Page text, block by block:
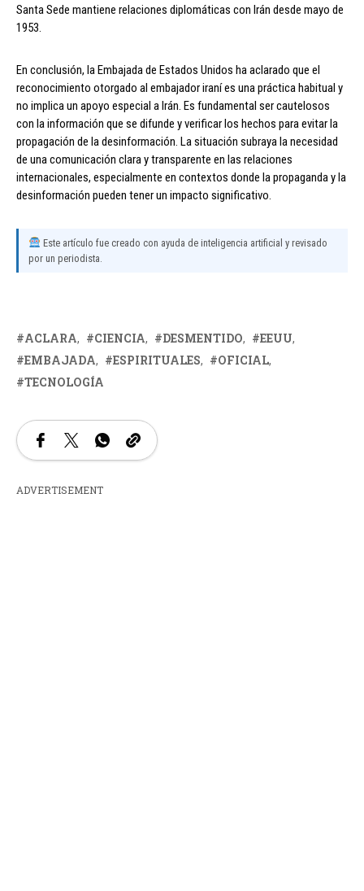
Santa Sede mantiene relaciones diplomáticas con Irán desde mayo de
1953.
En conclusión, la Embajada de Estados Unidos ha aclarado que el
reconocimiento otorgado al embajador iraní es una práctica habitual y
no implica un apoyo especial a Irán. Es fundamental ser cautelosos
con la información que se difunde y verificar los hechos para evitar la
propagación de la desinformación. La situación subraya la necesidad
de una comunicación clara y transparente en las relaciones
internacionales, especialmente en contextos donde la propaganda y la
desinformación pueden tener un impacto significativo.
Este artículo fue creado con ayuda de inteligencia artificial y revisado
por un periodista.
ACLARA CIENCIA DESMENTIDO
EEUU
EMBAJADA
ESPIRITUALES
OFICIAL
TECNOLOGÍA
ADVERTISEMENT